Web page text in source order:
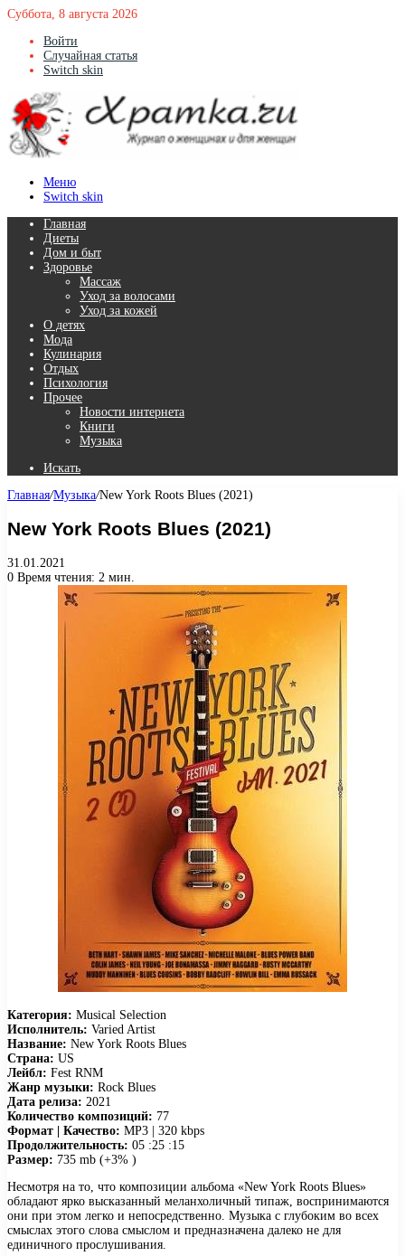
Суббота, 8 августа 2026
Войти
Случайная статья
Switch skin
Меню
Switch skin
Главная
Диеты
Дом и быт
Здоровье
Массаж
Уход за волосами
Уход за кожей
О детях
Мода
Кулинария
Отдых
Психология
Прочее
Новости интернета
Книги
Музыка
Искать
Главная/Музыка/New York Roots Blues (2021)
New York Roots Blues (2021)
31.01.2021
0 Время чтения: 2 мин.
Категория: Musical Selection
Исполнитель: Varied Artist
Название: New York Roots Blues
Страна: US
Лейбл: Fest RNM
Жанр музыки: Rock Blues
Дата релиза: 2021
Количество композиций: 77
Формат | Качество: MP3 | 320 kbps
Продолжительность: 05 :25 :15
Размер: 735 mb (+3% )
Несмотря на то, что композиции альбома «New York Roots Blues»
обладают ярко высказанный меланхоличный типаж, воспринимаются
они при этом легко и непосредственно. Музыка с глубоким во всех
смыслах этого слова смыслом и предназначена далеко не для
единичного прослушивания.